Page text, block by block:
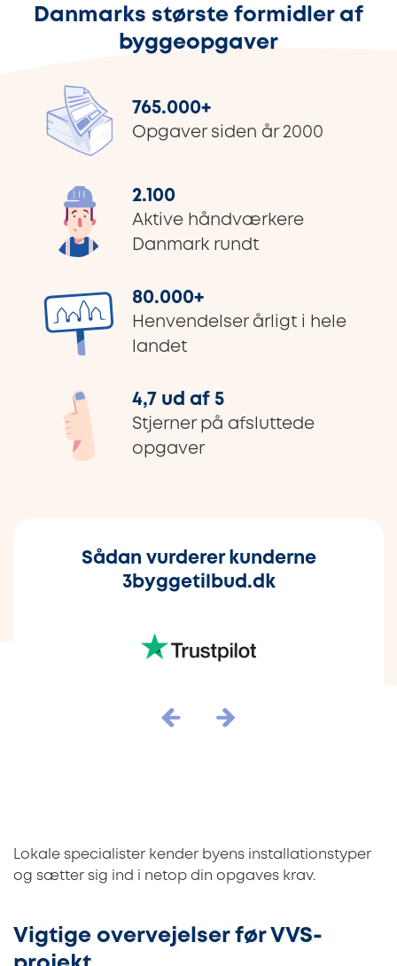
Danmarks største formidler af
byggeopgaver
765.000+
Opgaver siden år 2000
2.100
Aktive håndværkere
Danmark rundt
80.000+
Henvendelser årligt i hele
landet
4,7 ud af 5
Stjerner på afsluttede
opgaver
Sådan vurderer kunderne
3byggetilbud.dk
Lokale specialister kender byens installationstyper
og sætter sig ind i netop din opgaves krav.
Vigtige overvejelser før VVS-